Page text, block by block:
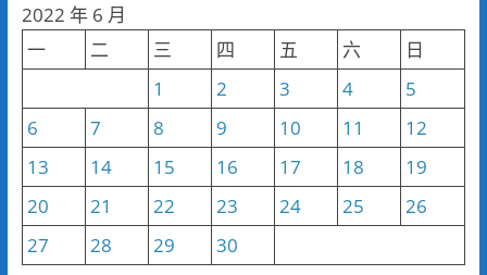
類
2022 年 6 月
一
二 三 四 五 六
日
1
2 3 4
5
6
7 8 9 10 11
12
13
14 15 16 17 18
19
20
21 22 23 24 25
26
27
28 29 30